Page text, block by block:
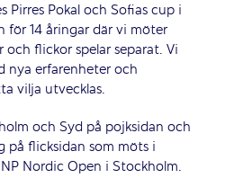
Pirres Pokal och Sofias cup i
för 14 åringar där vi möter
flickor spelar separat. Vi
nya erfarenheter och
vilja utvecklas.
och Syd på pojksidan och
flicksidan som möts i
Nordic Open i Stockholm.